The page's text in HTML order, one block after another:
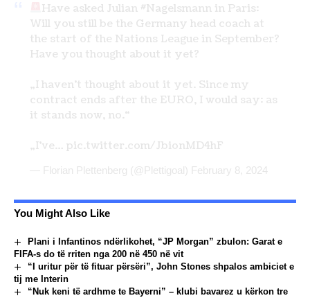
Have asked Julian #Nagelsmannin Paris:
Will you still be the Germany head coach at
the start of the Nations League in September?
Have you thought about it yet?
„I haven't thought about it yet. Since my
contract ends after the EURO, I would say: as
it stands now, no.“
„I've… pic.twitter.com/JbionMD4hF
— Florian Plettenberg (@Plettigoal) February 8, 2024
You Might Also Like
Plani i Infantinos ndërlikohet, “JP Morgan” zbulon: Garat e
FIFA-s do të rriten nga 200 në 450 në vit
“I uritur për të fituar përsëri”, John Stones shpalos ambiciet e
tij me Interin
“Nuk keni të ardhme te Bayerni” – klubi bavarez u kërkon tre